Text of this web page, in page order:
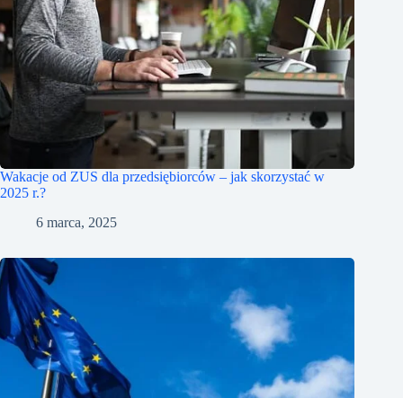
Wakacje od ZUS dla przedsiębiorców – jak skorzystać w
2025 r.?
6 marca, 2025